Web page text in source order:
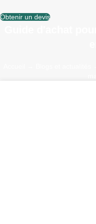
Obtenir un devis